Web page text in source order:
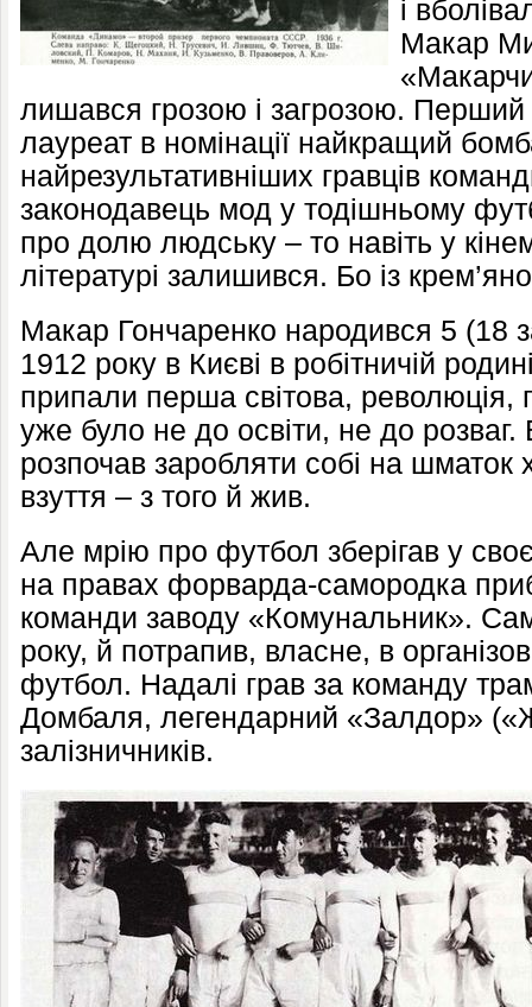
і
Макар
лишався грозою і загрозою. Перший
лауреат в номінації найкращий
найрезультативніших гравців
законодавець мод у тодішньому
про долю людську – то навіть у
літературі залишився. Бо із
Макар Гончаренко народився 5 (18
1912 року в Києві в робітничій
припали перша світова, революція,
уже було не до освіти, не до
розпочав заробляти собі на шматок
взуття – з того й жив.
Але мрію про футбол зберігав у
на правах форварда-самородка
команди заводу «Комунальник».
року, й потрапив, власне, в
футбол. Надалі грав за команду
Домбаля, легендарний «Залдор»
залізничників.